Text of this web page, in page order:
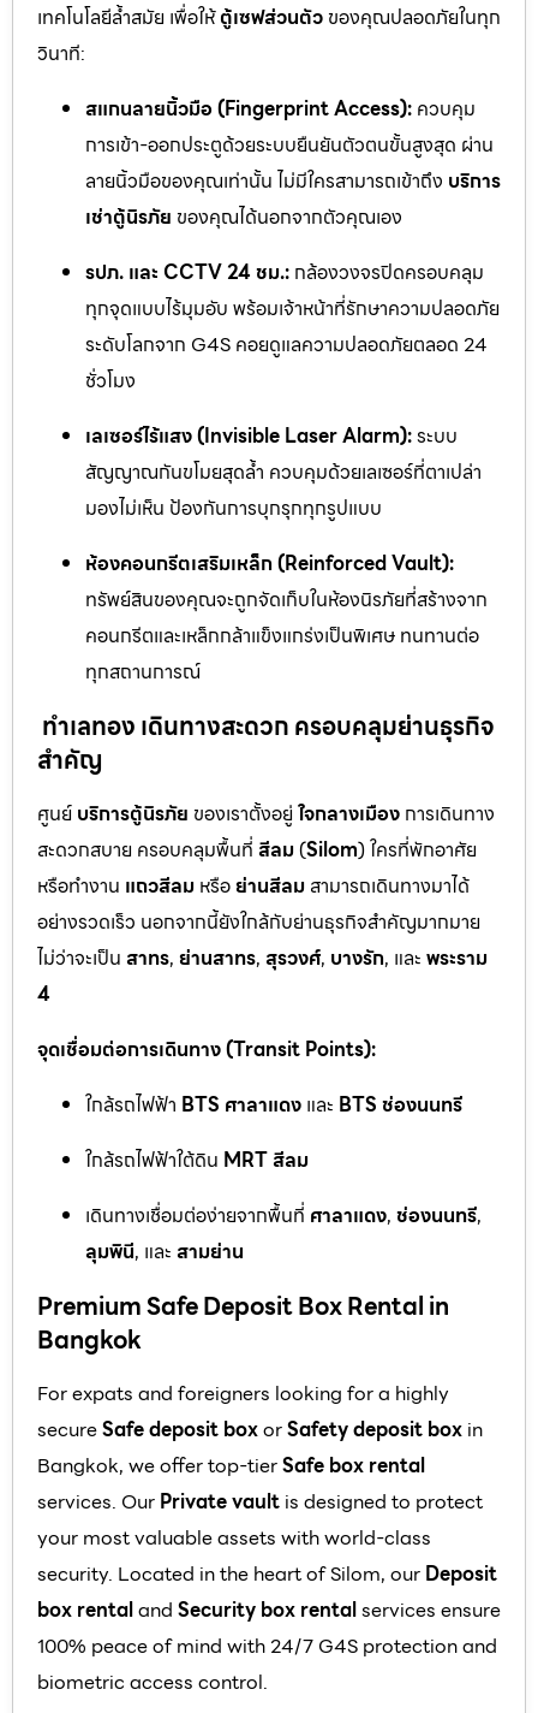
เทคโนโลยีล้ำสมัย เพื่อให้ตู้เซฟส่วนตัว ของคุณปลอดภัยในทุก
วินาที:
สแกนลายนิ้วมือ (Fingerprint Access): ควบคุม
การเข้า-ออกประตูด้วยระบบยืนยันตัวตนขั้นสูงสุด ผ่าน
ลายนิ้วมือของคุณเท่านั้น ไม่มีใครสามารถเข้าถึง บริการ
เช่าตู้นิรภัย ของคุณได้นอกจากตัวคุณเอง
รปภ. และ CCTV 24 ชม.: กล้องวงจรปิดครอบคลุม
ทุกจุดแบบไร้มุมอับ พร้อมเจ้าหน้าที่รักษาความปลอดภัย
ระดับโลกจาก G4S คอยดูแลความปลอดภัยตลอด 24
ชั่วโมง
เลเซอร์ไร้แสง (Invisible Laser Alarm):ระบบ
สัญญาณกันขโมยสุดล้ำ ควบคุมด้วยเลเซอร์ที่ตาเปล่า
มองไม่เห็น ป้องกันการบุกรุกทุกรูปแบบ
ห้องคอนกรีตเสริมเหล็ก (Reinforced Vault):
ทรัพย์สินของคุณจะถูกจัดเก็บในห้องนิรภัยที่สร้างจาก
คอนกรีตและเหล็กกล้าแข็งแกร่งเป็นพิเศษ ทนทานต่อ
ทุกสถานการณ์
ทำเลทอง เดินทางสะดวก ครอบคลุมย่านธุรกิจ
สำคัญ
ศูนย์ บริการตู้นิรภัย ของเราตั้งอยู่ ใจกลางเมือง การเดินทาง
สะดวกสบาย ครอบคลุมพื้นที่ สีลม(Silom) ใครที่พักอาศัย
หรือทำงาน แถวสีลม หรือย่านสีลม สามารถเดินทางมาได้
อย่างรวดเร็ว นอกจากนี้ยังใกล้กับย่านธุรกิจสำคัญมากมาย
ไม่ว่าจะเป็น สาทร, ย่านสาทร, สุรวงศ์, บางรัก, และ พระราม
4
จุดเชื่อมต่อการเดินทาง (Transit Points):
ใกล้รถไฟฟ้า BTS ศาลาแดง และ BTS ช่องนนทรี
ใกล้รถไฟฟ้าใต้ดิน MRT สีลม
เดินทางเชื่อมต่อง่ายจากพื้นที่ ศาลาแดง, ช่องนนทรี,
ลุมพินี, และ สามย่าน
Premium Safe Deposit Box Rental in
Bangkok
For expats and foreigners looking for a highly
secureSafe deposit boxorSafety deposit box in
Bangkok, we offer top-tierSafe box rental
services. Our Private vault is designed to protect
your most valuable assets with world-class
security. Located in the heart of Silom, our Deposit
box rentaland Security box rentalservices ensure
100% peace of mind with 24/7 G4S protection and
biometric access control.